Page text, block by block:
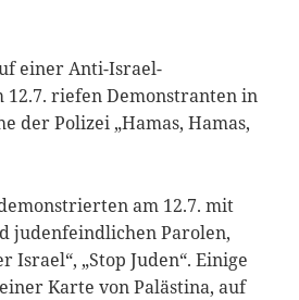
einer Anti-Israel-
12.7. riefen Demonstranten in
der Polizei „Hamas, Hamas,
am 12.7. mit
judenfeindlichen Parolen,
Israel“, „Stop Juden“. Einige
Karte von Palästina, auf